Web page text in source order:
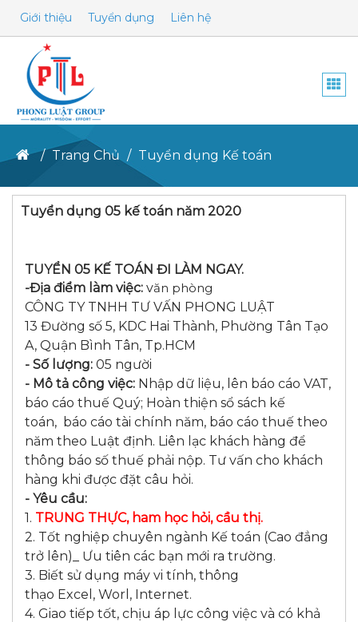
Giới thiệu Tuyển dụng Liên hệ
Trang Chủ Tuyển dụng Kế toán
Tuyển dụng 05 kế toán năm 2020
TUYỂN 05 KẾ TOÁN ĐI LÀM NGAY.
-Địa điểm làm việc: văn phòng
CÔNG TY TNHH TƯ VẤN PHONG LUẬT
13 Đường số 5, KDC Hai Thành, Phường Tân Tạo
A, Quận Bình Tân, Tp.HCM
- Số lượng: 05 người
- Mô tả công việc: Nhập dữ liệu, lên báo cáo VAT,
báo cáo thuế Quý; Hoàn thiện sổ sách kế
toán, báo cáo tài chính năm, báo cáo thuế theo
năm theo Luật định. Liên lạc khách hàng để
thông báo số thuế phải nộp. Tư vấn cho khách
hàng khi được đặt câu hỏi.
- Yêu cầu:
1. TRUNG THỰC, ham học hỏi, cầu thị.
2. Tốt nghiệp chuyên ngành Kế toán (Cao đẳng
trở lên)_ Ưu tiên các bạn mới ra trường.
3. Biết sử dụng máy vi tính, thông
thạo Excel, Worl, Internet.
4. Giao tiếp tốt, chịu áp lực công việc và có khả